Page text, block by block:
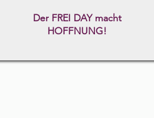
Der FREI DAY macht
HOFFNUNG!